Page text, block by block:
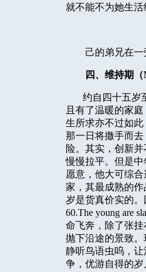
就不能不为她生
己的弟兄在
四、维持期（
约自四十五岁
且有了温暖的家
生所求亦不过如
那一日将撒手而
险。其实，创新
慢慢拉平。但是
愿意，他大可综
家，其最成熟的
岁是货真价实的
60.The young are
命飞奔，除了张
抛下沿途的景致
静听鸟语虫呜，
争，优游自得的